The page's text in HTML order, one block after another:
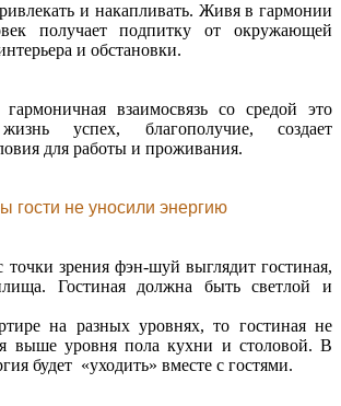
и накапливать. Живя в гармонии
получает подпитку от окружающей
и обстановки.
гармоничная взаимосвязь со средой это
успех, благополучие, создает
для работы и проживания.
гости не уносили энергию
зрения фэн-шуй выглядит гостиная,
Гостиная должна быть светлой и
на разных уровнях, то гостиная не
выше уровня пола кухни и столовой. В
будет «уходить» вместе с гостями.